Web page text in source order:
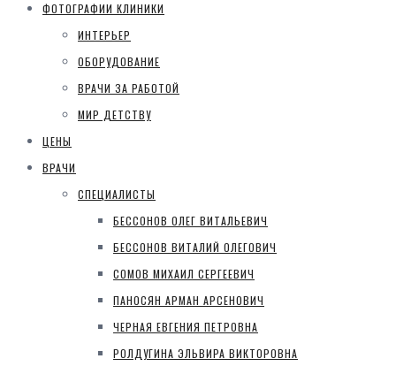
ФОТОГРАФИИ КЛИНИКИ
ИНТЕРЬЕР
ОБОРУДОВАНИЕ
ВРАЧИ ЗА РАБОТОЙ
МИР ДЕТСТВУ
ЦЕНЫ
ВРАЧИ
СПЕЦИАЛИСТЫ
БЕССОНОВ ОЛЕГ ВИТАЛЬЕВИЧ
БЕССОНОВ ВИТАЛИЙ ОЛЕГОВИЧ
СОМОВ МИХАИЛ СЕРГЕЕВИЧ
ПАНОСЯН АРМАН АРСЕНОВИЧ
ЧЕРНАЯ ЕВГЕНИЯ ПЕТРОВНА
РОЛДУГИНА ЭЛЬВИРА ВИКТОРОВНА